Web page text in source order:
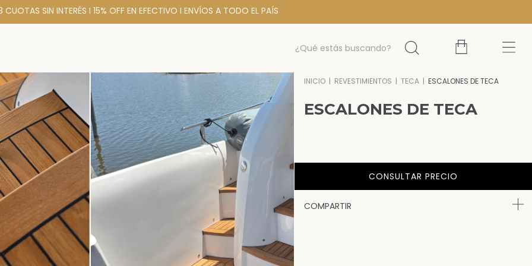
CUOTAS SIN INTERÉS I 15% OFF EN EFECTIVO I ENVÍOS A TODO EL PAÍS
INICIO | REVESTIMIENTOS | TECA | ESCALONES DE TECA
ESCALONES DE TECA
COMPARTIR